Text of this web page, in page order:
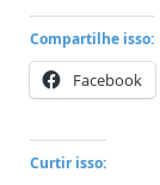
Compartilhe isso:
Facebook
Curtir isso: